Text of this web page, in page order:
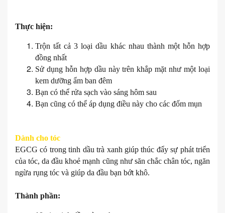
Thực hiện:
Trộn tất cả 3 loại dầu khác nhau thành một hỗn hợp
đồng nhất
Sử dụng hỗn hợp dầu này trên khắp mặt như một loại
kem dưỡng ẩm ban đêm
Bạn có thể rửa sạch vào sáng hôm sau
Bạn cũng có thể áp dụng điều này cho các đốm mụn
Dành cho tóc
EGCG có trong tinh dầu trà xanh giúp thúc đẩy sự phát triển
của tóc, da đầu khoẻ mạnh cũng như săn chắc chân tóc, ngăn
ngừa rụng tóc và giúp da đầu bạn bớt khô.
Thành phần: